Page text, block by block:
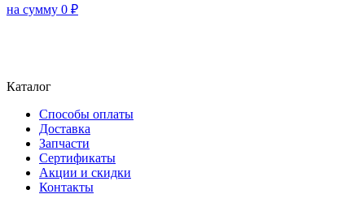
на сумму 0 ₽
Каталог
Способы оплаты
Доставка
Запчасти
Сертификаты
Акции и скидки
Контакты